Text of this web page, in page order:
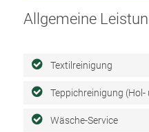
Allgemeine
Textilreinigung
Teppichreinigung
Wäsche-Service